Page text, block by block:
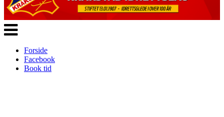
Veksle
navigasjon
Forside
Facebook
Book tid